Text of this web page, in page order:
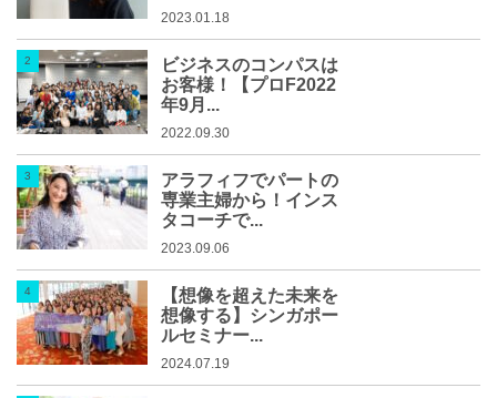
2023.01.18
ビジネスのコンパスは
お客様！【プロF2022
年9月...
2022.09.30
アラフィフでパートの
専業主婦から！インス
タコーチで...
2023.09.06
【想像を超えた未来を
想像する】シンガポー
ルセミナー...
2024.07.19